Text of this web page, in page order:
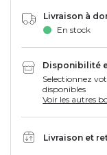
Livraison à
En stock
Disponibilité
Selectionnez
disponibles
Voir les autres
Livraison et